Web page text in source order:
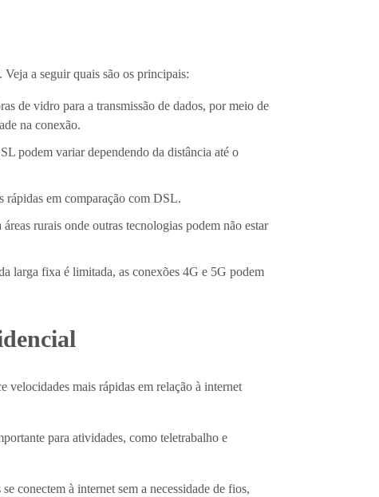
a seguir quais são os principais:
de vidro para a transmissão de dados, por meio de
na conexão.
podem variar dependendo da distância até o
rápidas em comparação com DSL.
rurais onde outras tecnologias podem não estar
larga fixa é limitada, as conexões 4G e 5G podem
velocidades mais rápidas em relação à internet
para atividades, como teletrabalho e
conectem à internet sem a necessidade de fios,